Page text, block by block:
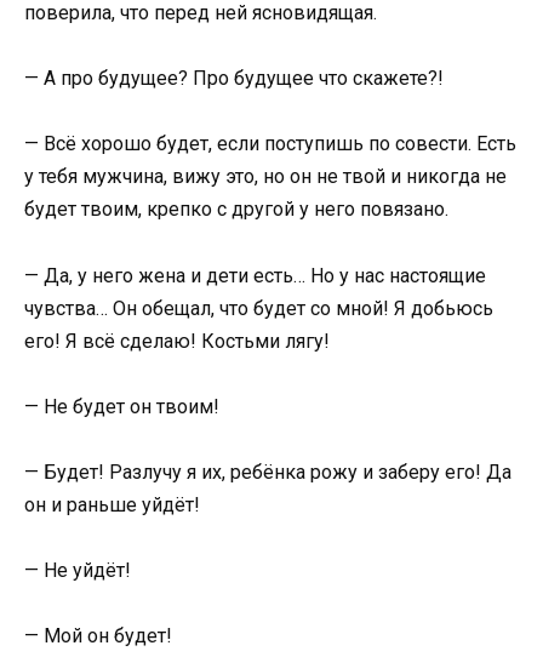
поверила, что перед ней ясновидящая.
— А про будущее? Про будущее что скажете?!
— Всё хорошо будет, если поступишь по совести. Есть
у тебя мужчина, вижу это, но он не твой и никогда не
будет твоим, крепко с другой у него повязано.
— Да, у него жена и дети есть… Но у нас настоящие
чувства… Он обещал, что будет со мной! Я добьюсь
его! Я всё сделаю! Костьми лягу!
— Не будет он твоим!
— Будет! Разлучу я их, ребёнка рожу и заберу его! Да
он и раньше уйдёт!
— Не уйдёт!
— Мой он будет!